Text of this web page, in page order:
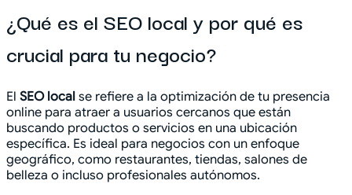
¿Qué es el SEO local y por qué es
crucial para tu negocio?
El SEO local se refiere a la optimización de tu presencia
online para atraer a usuarios cercanos que están
buscando productos o servicios en una ubicación
específica. Es ideal para negocios con un enfoque
geográfico, como restaurantes, tiendas, salones de
belleza o incluso profesionales autónomos.